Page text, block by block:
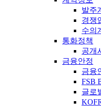
발주
경쟁
수의
통화정책
공개
금융안정
금융
FSB
글로